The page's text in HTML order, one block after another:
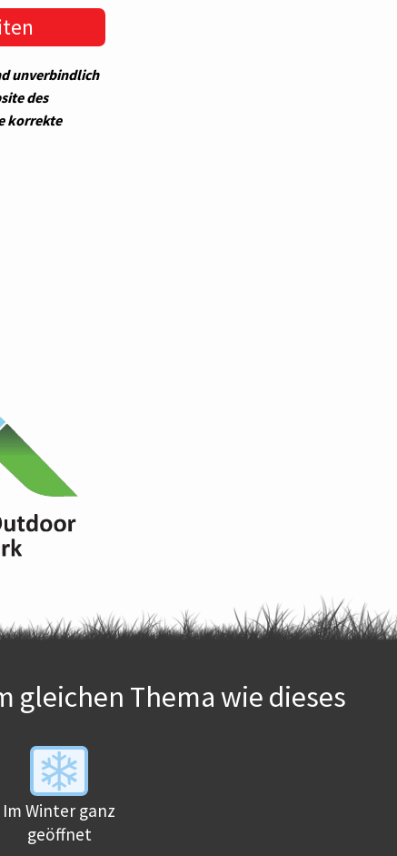
unverbindlich
des
korrekte
gleichen Thema wie dieses
Im Winter ganz
geöffnet